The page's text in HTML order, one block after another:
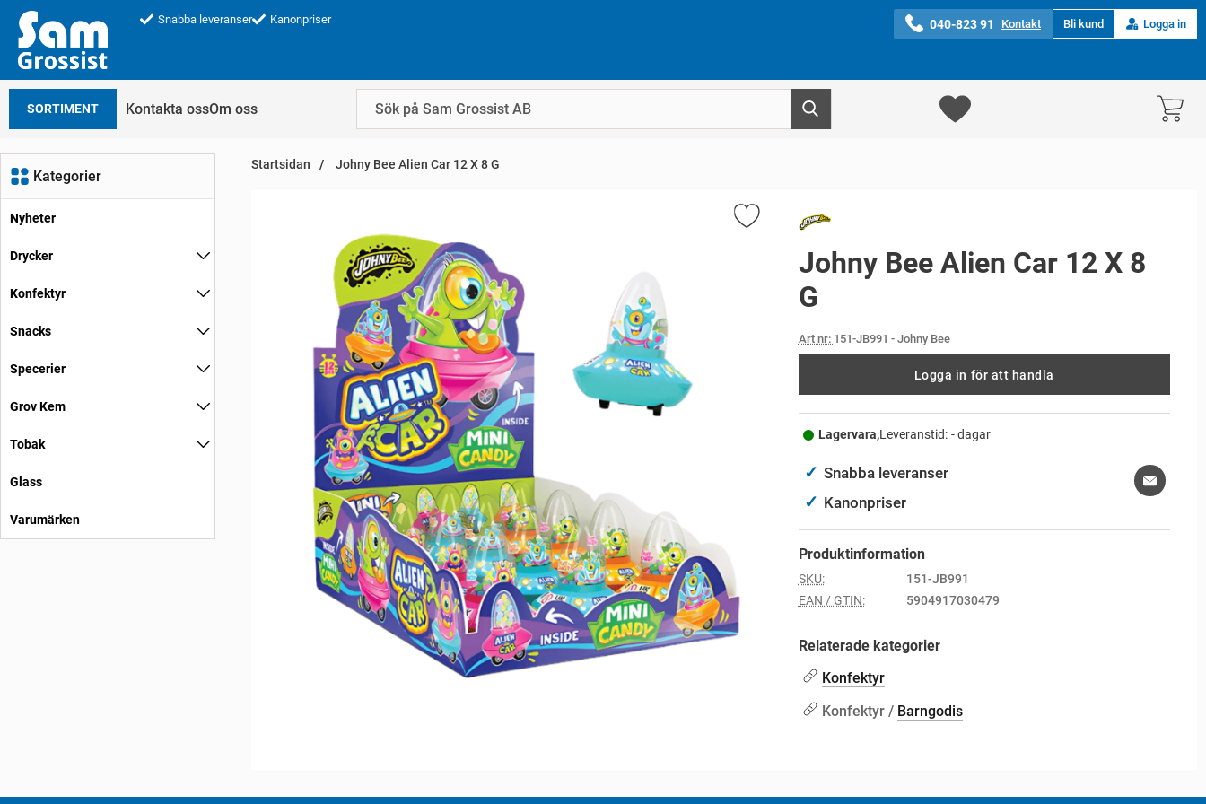
Snabba leveranser Kanonpriser 040-823 91 Kontakt Bli kund Logga in
SORTIMENT Kontakta ossOm oss
Kategorier
Nyheter
Drycker
Konfektyr
Snacks
Specerier
Grov Kem
Tobak
Glass
Varumärken
Startsidan Johny Bee Alien Car 12 X 8 G
Johny Bee Alien Car 12 X 8
G
Art nr: 151-JB991 - Johny Bee
Logga in för att handla
Lagervara,Leveranstid: - dagar
✓ Snabba leveranser
✓ Kanonpriser
Produktinformation
SKU:
151-JB991
EAN / GTIN:
5904917030479
Relaterade kategorier
Konfektyr
Konfektyr / Barngodis